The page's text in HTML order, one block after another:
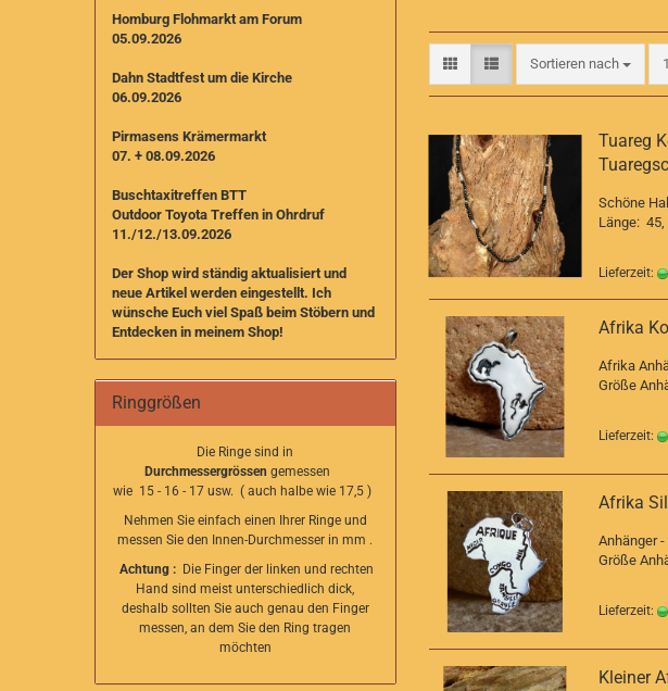
Sortieren nach
Sortieren nach
Tuareg
Schöne
Länge: 45,
Lieferzeit:
Afrika
Afrika
Größe
Lieferzeit:
Afrika
Anhänger
Größe
Lieferzeit:
Kleiner
Homburg Flohmarkt am Forum
05.09.2026
Dahn Stadtfest um die Kirche
06.09.2026
Pirmasens Krämermarkt
07. + 08.09.2026
Buschtaxitreffen BTT
Outdoor Toyota Treffen in Ohrdruf
11./12./13.09.2026
Der Shop wird ständig aktualisiert und
neue Artikel werden eingestellt. Ich
wünsche Euch viel Spaß beim Stöbern und
Entdecken in meinem Shop!
Ringgrößen
Die Ringe sind in
Durchmessergrössen gemessen
wie 15 - 16 - 17 usw. ( auch halbe wie 17,5 )
Nehmen Sie einfach einen Ihrer Ringe und
messen Sie den Innen-Durchmesser in mm .
Achtung : Die Finger der linken und rechten
Hand sind meist unterschiedlich dick,
deshalb sollten Sie auch genau den Finger
messen, an dem Sie den Ring tragen
möchten